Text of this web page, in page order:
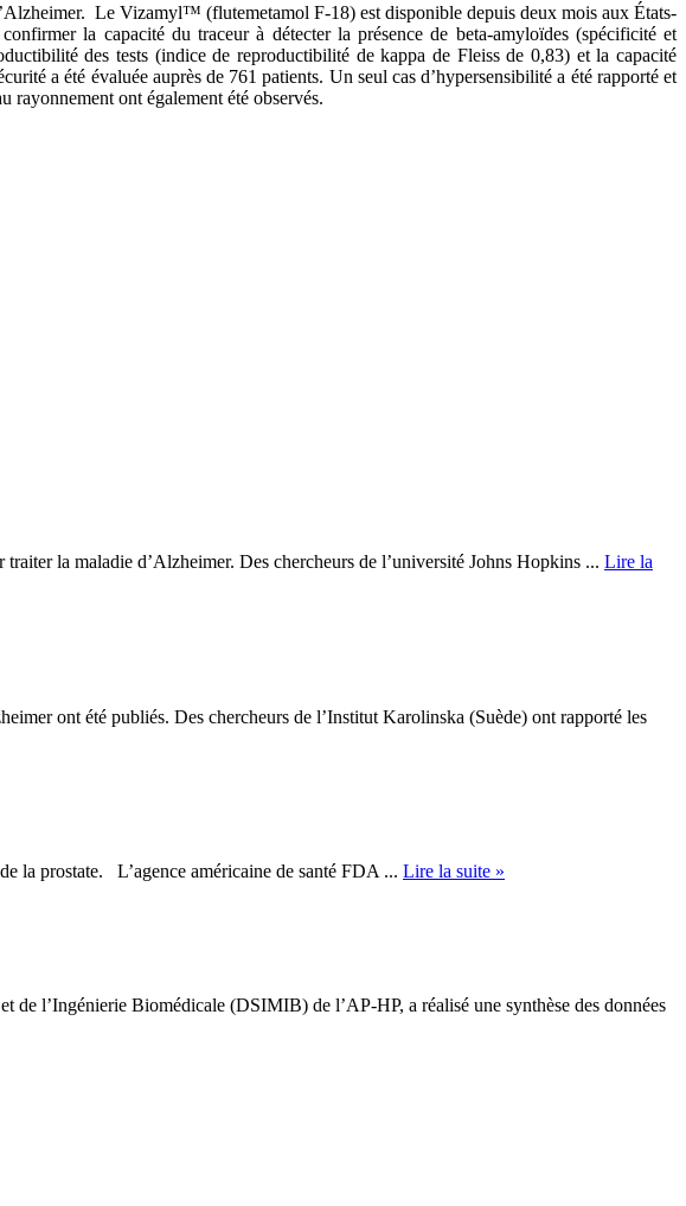
Le Vizamyl™ (flutemetamol F-18) est disponible depuis deux mois aux États-
la capacité du traceur à détecter la présence de beta-amyloïdes (spécificité et
des tests (indice de reproductibilité de kappa de Fleiss de 0,83) et la capacité
a été évaluée auprès de 761 patients. Un seul cas d’hypersensibilité a été rapporté et
rayonnement ont également été observés.
la maladie d’Alzheimer. Des chercheurs de l’université Johns Hopkins ... Lire la
ont été publiés. Des chercheurs de l’Institut Karolinska (Suède) ont rapporté les
la prostate. L’agence américaine de santé FDA ... Lire la suite »
l’Ingénierie Biomédicale (DSIMIB) de l’AP-HP, a réalisé une synthèse des données